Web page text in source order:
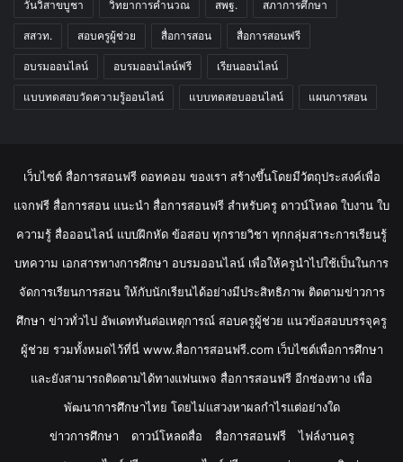
วันวิสาขบูชา วิทยาการคำนวณ สพฐ. สภาการศึกษา
สสวท. สอบครูผู้ช่วย สื่อการสอน สื่อการสอนฟรี
อบรมออนไลน์ อบรมออนไลน์ฟรี เรียนออนไลน์
แบบทดสอบวัดความรู้ออนไลน์ แบบทดสอบออนไลน์ แผนการสอน
เว็บไซต์ สื่อการสอนฟรี ดอทคอม ของเรา สร้างขึ้นโดยมีวัตถุประสงค์เพื่อ
แจกฟรี สื่อการสอน แนะนำ สื่อการสอนฟรี สำหรับครู ดาวน์โหลด ใบงาน ใบ
ความรู้ สื่อออนไลน์ แบบฝึกหัด ข้อสอบ ทุกรายวิชา ทุกกลุ่มสาระการเรียนรู้
บทความ เอกสารทางการศึกษา อบรมออนไลน์ เพื่อให้ครูนำไปใช้เป็นในการ
จัดการเรียนการสอน ให้กับนักเรียนได้อย่างมีประสิทธิภาพ ติดตามข่าวการ
ศึกษา ข่าวทั่วไป อัพเดททันต่อเหตุการณ์ สอบครูผู้ช่วย แนวข้อสอบบรรจุครู
ผู้ช่วย รวมทั้งหมดไว้ที่นี่ www.สื่อการสอนฟรี.com เว็บไซต์เพื่อการศึกษา
และยังสามารถติดตามได้ทางแฟนเพจ สื่อการสอนฟรี อีกช่องทาง เพื่อ
พัฒนาการศึกษาไทย โดยไม่แสวงหาผลกำไรแต่อย่างใด
ข่าวการศึกษา
ดาวน์โหลดสื่อ สื่อการสอนฟรี
ไฟล์งานครู